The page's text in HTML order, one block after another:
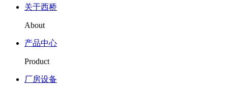
关于西桥
About
产品中心
Product
厂房设备